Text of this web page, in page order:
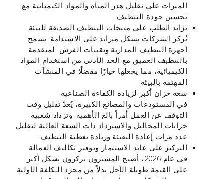
الميزات على تقليل هدر المياه والمواد الكيميائية مع
تحسين جودة التنظيف.
تزايد الطلب على منتجات التنظيف الصديقة للبيئة
تُركز الشركات بشكل متزايد على الاستدامة. تسمح
أجهزة التنظيف المدارية وتقنيات الفرش المتقدمة
بالتنظيف العميق مع الحد الأدنى من استخدام المواد
الكيميائية، مما يجعلها خيارًا مفضلًا في المنشآت
المهتمة بالبيئة.
سعة خزان أكبر لزيادة الكفاءة الصناعية
في المستودعات والمصانع الكبيرة، يُعدّ تقليل وقت
التوقف عن العمل أمراً بالغ الأهمية. وتزداد شعبية
خزانات المحاليل والاسترداد ذات السعة العالية لتقليل
عدد مرات إعادة التعبئة وزيادة تغطية التنظيف.
التركيز على عائد الاستثمار وتوفير تكاليف العمالة
في عام 2026، أصبح المشترون يركزون بشكل أكبر
على القيمة طويلة الأجل بدلاً من مجرد التكلفة الأولية.